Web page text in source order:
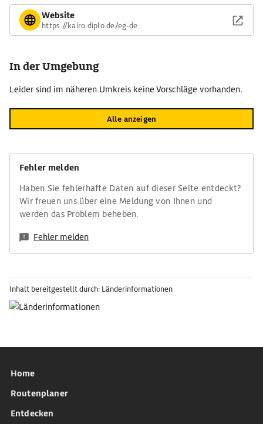
Website
https://kairo.diplo.de/eg-de
In der Umgebung
Leider sind im näheren Umkreis keine Vorschläge vorhanden.
Alle anzeigen
Fehler melden
Haben Sie fehlerhafte Daten auf dieser Seite entdeckt?
Wir freuen uns über eine Meldung von Ihnen und
werden das Problem beheben.
Fehler melden
Inhalt bereitgestellt durch: Länderinformationen
Home
Routenplaner
Entdecken